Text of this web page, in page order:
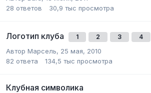
28 ответов 30,9 тыс просмотра
Логотип клуба 1 2 3 4
Автор Марсель, 25 мая, 2010
82 ответа 134,5 тыс просмотра
Клубная символика